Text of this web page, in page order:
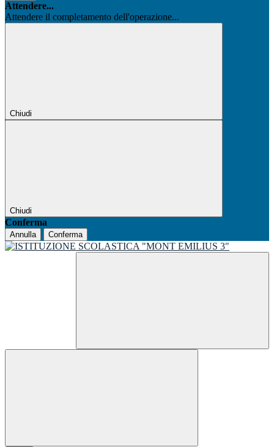
Attendere...
Attendere il completamento dell'operazione...
Chiudi
Chiudi
Conferma
Annulla Conferma